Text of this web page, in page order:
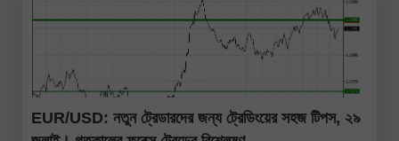
EUR/USD: নতুন ট্রেডারদের জন্য ট্রেডিংয়ের সহজ টিপস, ২৯